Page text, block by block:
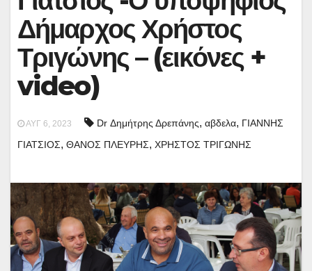
Δήμαρχος Χρήστος
Τριγώνης – (εικόνες +
video)
ΑΥΓ 6, 2023 Dr Δημήτρης Δρεπάνης, αβδελα, ΓΙΑΝΝΗΣ
ΓΙΑΤΣΙΟΣ, ΘΑΝΟΣ ΠΛΕΥΡΗΣ, ΧΡΗΣΤΟΣ ΤΡΙΓΩΝΗΣ